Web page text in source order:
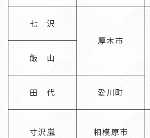
七 沢
厚木市
飯 山
田 代 愛川町
寸沢嵐 相模原市